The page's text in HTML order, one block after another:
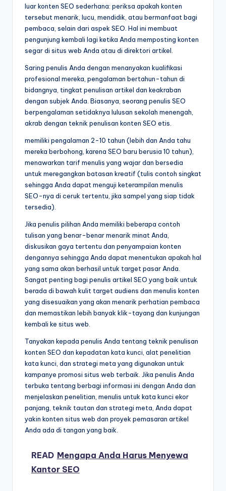
luar konten SEO sederhana: periksa apakah konten
tersebut menarik, lucu, mendidik, atau bermanfaat bagi
pembaca, selain dari aspek SEO. Hal ini membuat
pengunjung kembali lagi ketika Anda memposting konten
segar di situs web Anda atau di direktori artikel.
Saring penulis Anda dengan menanyakan kualifikasi
profesional mereka, pengalaman bertahun-tahun di
bidangnya, tingkat penulisan artikel dan keakraban
dengan subjek Anda. Biasanya, seorang penulis SEO
berpengalaman setidaknya lulusan sekolah menengah,
akrab dengan teknik penulisan konten SEO etis.
memiliki pengalaman 2-10 tahun (lebih dan Anda tahu
mereka berbohong, karena SEO baru berusia 10 tahun),
menawarkan tarif menulis yang wajar dan bersedia
untuk meregangkan batasan kreatif (tulis contoh singkat
sehingga Anda dapat menguji keterampilan menulis
SEO-nya di ceruk tertentu, jika sampel yang siap tidak
tersedia).
Jika penulis pilihan Anda memiliki beberapa contoh
tulisan yang benar-benar menarik minat Anda,
diskusikan gaya tertentu dan penyampaian konten
dengannya sehingga Anda dapat menentukan apakah hal
yang sama akan berhasil untuk target pasar Anda.
Sangat penting bagi penulis artikel SEO yang baik untuk
berada di bawah kulit target audiens dan menulis konten
yang disesuaikan yang akan menarik perhatian pembaca
dan memastikan lebih banyak klik-tayang dan kunjungan
kembali ke situs web.
Tanyakan kepada penulis Anda tentang teknik penulisan
konten SEO dan kepadatan kata kunci, alat penelitian
kata kunci, dan strategi meta yang digunakan untuk
kampanye promosi situs web terbaik. Jika penulis Anda
terbuka tentang berbagi informasi ini dengan Anda dan
menjelaskan penelitian, menulis untuk kata kunci ekor
panjang, teknik tautan dan strategi meta, Anda dapat
yakin konten situs web dan proyek pemasaran artikel
Anda ada di tangan yang baik.
READ Mengapa Anda Harus Menyewa
Kantor SEO